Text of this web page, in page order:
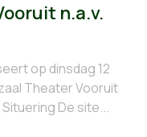
n.a.v.
op dinsdag 12
Theater Vooruit
De site...